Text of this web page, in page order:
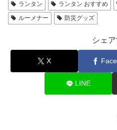
ランタン
ランタン おすすめ
ルーメナー
防災グッズ
シェ
X
LINE